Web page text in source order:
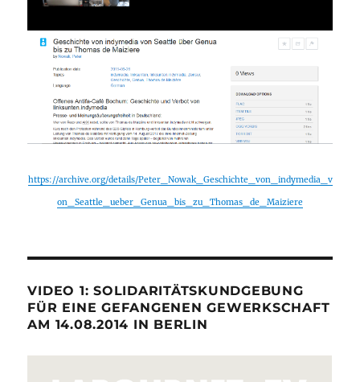
https://archive.org/details/Peter_Nowak_Geschichte_von_indymedia_v
on_Seattle_ueber_Genua_bis_zu_Thomas_de_Maiziere
VIDEO 1: SOLIDARITÄTSKUNDGEBUNG
FÜR EINE GEFANGENEN GEWERKSCHAFT
AM 14.08.2014 IN BERLIN